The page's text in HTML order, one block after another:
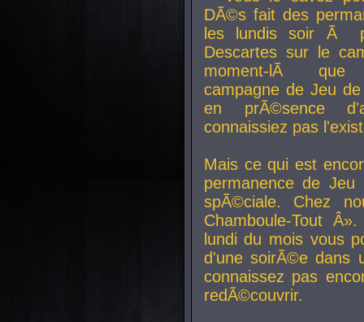
DÃ©s fait des
les lundis soir Ã
Descartes sur le
moment-lÃ que
campagne de Jeu
en prÃ©sence
connaissiez pas
Mais ce qui est
permanence de
spÃ©ciale. Chez
Chamboule-Tout
lundi du mois vous
d'une soirÃ©e dans
connaissez pas
redÃ©couvrir.